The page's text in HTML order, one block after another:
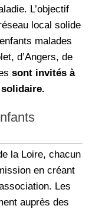
L’objectif
local solide
malades
d’Angers, de
sont invités à
la Loire, chacun
en créant
Les
auprès des